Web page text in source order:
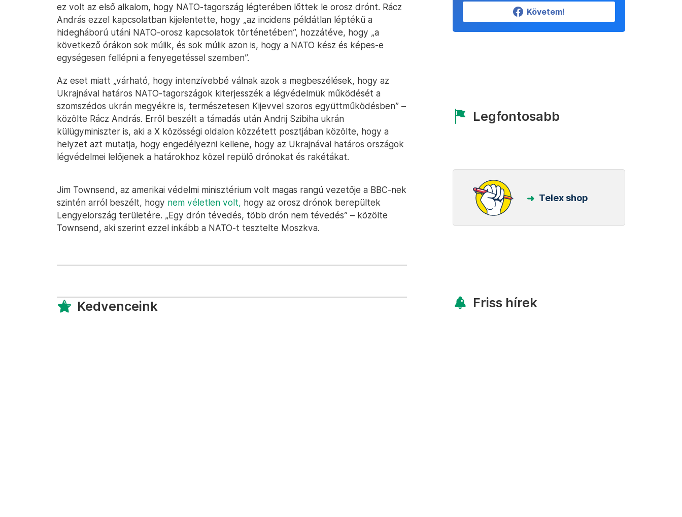
ez volt az első alkalom, hogy NATO-tagország légterében lőttek le orosz drónt. Rácz
András ezzel kapcsolatban kijelentette, hogy „az incidens példátlan léptékű a
hidegháború utáni NATO-orosz kapcsolatok történetében”, hozzátéve, hogy „a
következő órákon sok múlik, és sok múlik azon is, hogy a NATO kész és képes-e
egységesen fellépni a fenyegetéssel szemben”.
Az eset miatt „várható, hogy intenzívebbé válnak azok a megbeszélések, hogy az
Ukrajnával határos NATO-tagországok kiterjesszék a légvédelmük működését a
szomszédos ukrán megyékre is, természetesen Kijevvel szoros együttműködésben” –
közölte Rácz András. Erről beszélt a támadás után Andrij Szibiha ukrán
külügyminiszter is, aki a X közösségi oldalon közzétett posztjában közölte, hogy a
helyzet azt mutatja, hogy engedélyezni kellene, hogy az Ukrajnával határos országok
légvédelmei lelőjenek a határokhoz közel repülő drónokat és rakétákat.
Jim Townsend, az amerikai védelmi minisztérium volt magas rangú vezetője a BBC-nek
szintén arról beszélt, hogy nem véletlen volt, hogy az orosz drónok berepültek
Lengyelország területére. „Egy drón tévedés, több drón nem tévedés” – közölte
Townsend, aki szerint ezzel inkább a NATO-t tesztelte Moszkva.
Kedvenceink
Követem!
Legfontosabb
Telex shop
Friss hírek